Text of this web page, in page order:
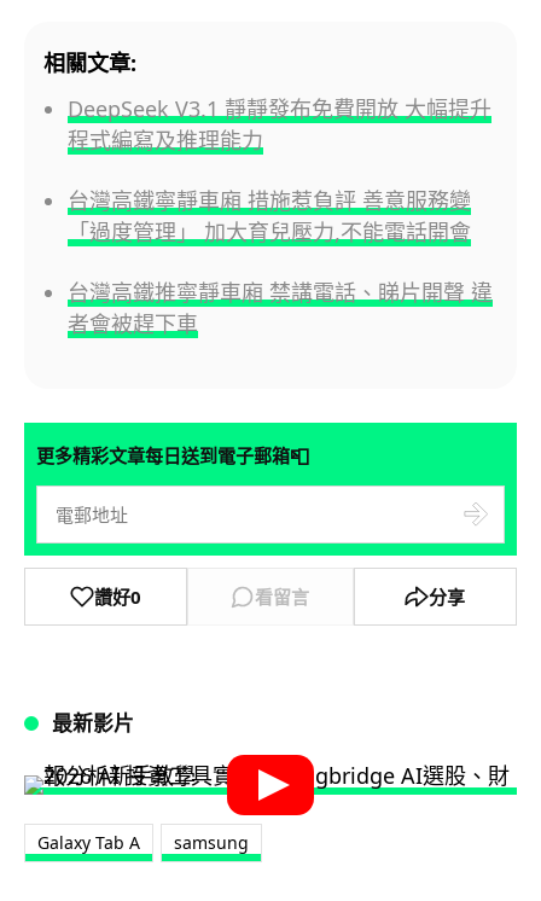
相關文章:
DeepSeek V3.1 靜靜發布免費開放 大幅提升
程式編寫及推理能力
台灣高鐵寧靜車廂 措施惹負評 善意服務變
「過度管理」 加大育兒壓力,不能電話開會
台灣高鐵推寧靜車廂 禁講電話、睇片開聲 違
者會被趕下車
更多精彩文章每日送到電子郵箱📮
讚好0 看留言 分享
最新影片
Galaxy Tab A samsung